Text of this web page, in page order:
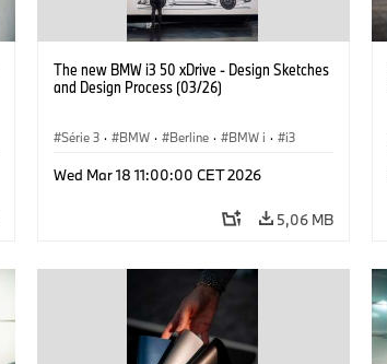
The new BMW i3 50 xDrive - Design Sketches
and Design Process (03/26)
Série 3 · BMW · Berline · BMW i · i3
Wed Mar 18 11:00:00 CET 2026
5,06 MB